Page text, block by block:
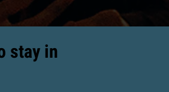
stay in